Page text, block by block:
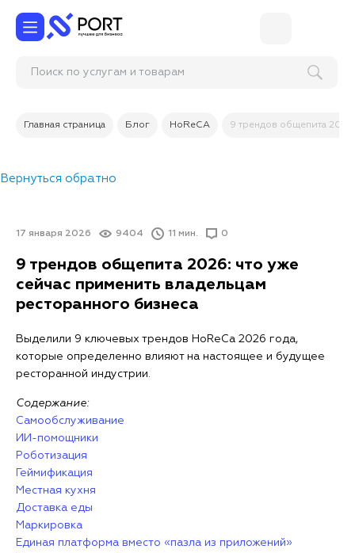
Пр
Главная страница Блог HoReCA 9 трендов общепита
Вернуться обратно
17 января 2026 9404 11 мин. 0
9 трендов общепита 2026: что уже
сейчас применить владельцам
ресторанного бизнеса
Выделили 9 ключевых трендов HoReCa 2026 года,
которые определенно влияют на настоящее и будущее
ресторанной индустрии.
Содержание:
Самообслуживание
ИИ-помощники
Роботизация
Геймификация
Местная кухня
Доставка еды
Маркировка
Единая платформа вместо «пазла из приложений»